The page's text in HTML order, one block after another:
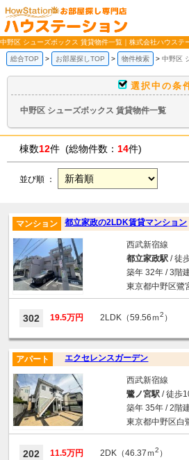
/
中野区 シューズボックス 賃貸物件一覧｜株式会社ハウステ
総合TOP お部屋探しTOP 物件検索 中野区
選択中の条
中野区 シューズボックス 賃貸物件一覧
棟数12件 (総物件数： 14件)
並び順 ：
都立家政の2LDK賃貸マンション
マンション
西武新宿線
都立家政駅/ 徒
築年 32年 / 3階
東京都中野区鷺
302 19.5万円 2LDK（59.56ｍ2 ）
エクセレンスガーデン
アパート
西武新宿線
鷺ノ宮駅/ 徒歩
築年 35年 / 2階
東京都中野区白
202 11.5万円 2DK（46.37ｍ2 ）